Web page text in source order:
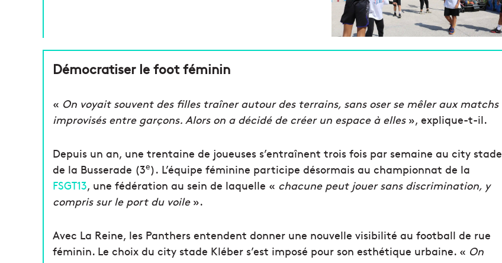
Démocratiser le foot féminin
« On voyait souvent des filles traîner autour des terrains, sans oser se mêler aux matchs
improvisés entre garçons. Alors on a décidé de créer un espace à elles», explique-t-il.
Depuis un an, une trentaine de joueuses s’entraînent trois fois par semaine au city stade
de la Busserade (3e). L’équipe féminine participe désormais au championnat de la
FSGT13, une fédération au sein de laquelle « chacune peut jouer sans discrimination, y
compris sur le port du voile».
Avec La Reine, les Panthers entendent donner une nouvelle visibilité au football de rue
féminin. Le choix du city stade Kléber s’est imposé pour son esthétique urbaine. « On